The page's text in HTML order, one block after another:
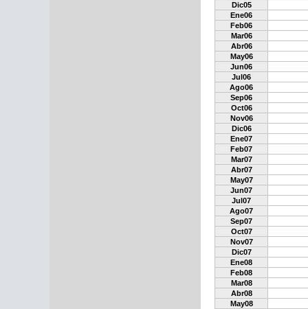
Dic05
Ene06
Feb06
Mar06
Abr06
May06
Jun06
Jul06
Ago06
Sep06
Oct06
Nov06
Dic06
Ene07
Feb07
Mar07
Abr07
May07
Jun07
Jul07
Ago07
Sep07
Oct07
Nov07
Dic07
Ene08
Feb08
Mar08
Abr08
May08